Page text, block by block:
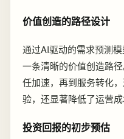
价值创造的路径设计
通过AI驱动的需求预测
一条清晰的价值创造路
任加速，再到服务转化
验，还显著降低了运营成
投资回报的初步预估